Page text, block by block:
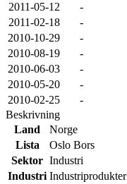
2011-05-12
-
2011-02-18
-
2010-10-29
-
2010-08-19
-
2010-06-03
-
2010-05-20
-
2010-02-25
-
Beskrivning
Land
Norge
Lista
Oslo Bors
Sektor Industri
Industri Industriprodukter